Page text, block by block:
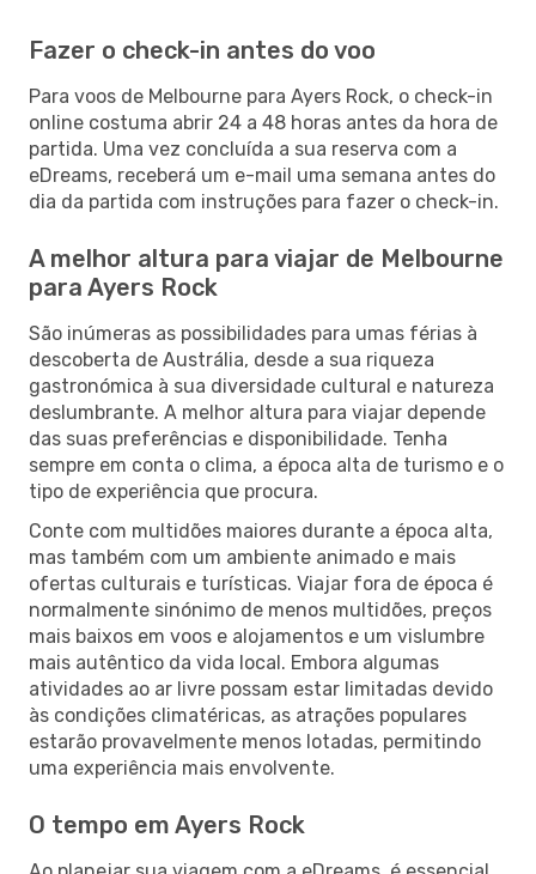
Fazer o check-in antes do voo
Para voos de Melbourne para Ayers Rock, o check-in
online costuma abrir 24 a 48 horas antes da hora de
partida. Uma vez concluída a sua reserva com a
eDreams, receberá um e-mail uma semana antes do
dia da partida com instruções para fazer o check-in.
A melhor altura para viajar de Melbourne
para Ayers Rock
São inúmeras as possibilidades para umas férias à
descoberta de Austrália, desde a sua riqueza
gastronómica à sua diversidade cultural e natureza
deslumbrante. A melhor altura para viajar depende
das suas preferências e disponibilidade. Tenha
sempre em conta o clima, a época alta de turismo e o
tipo de experiência que procura.
Conte com multidões maiores durante a época alta,
mas também com um ambiente animado e mais
ofertas culturais e turísticas. Viajar fora de época é
normalmente sinónimo de menos multidões, preços
mais baixos em voos e alojamentos e um vislumbre
mais autêntico da vida local. Embora algumas
atividades ao ar livre possam estar limitadas devido
às condições climatéricas, as atrações populares
estarão provavelmente menos lotadas, permitindo
uma experiência mais envolvente.
O tempo em Ayers Rock